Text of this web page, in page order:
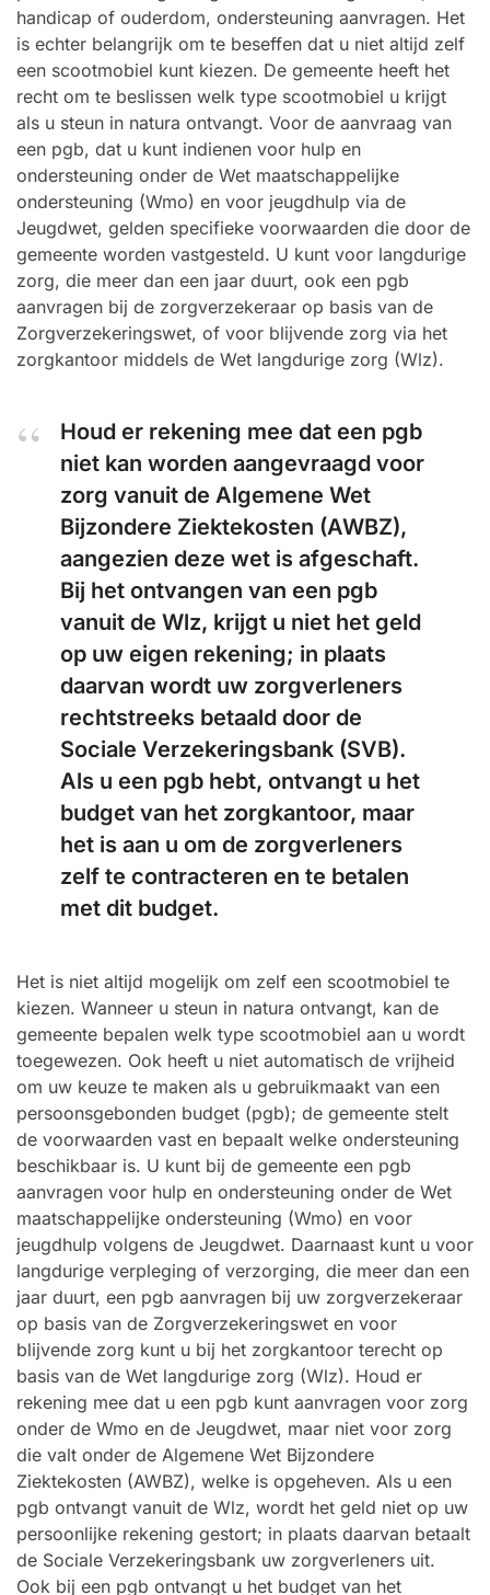
handicap of ouderdom, ondersteuning aanvragen. Het
is echter belangrijk om te beseffen dat u niet altijd zelf
een scootmobiel kunt kiezen. De gemeente heeft het
recht om te beslissen welk type scootmobiel u krijgt
als u steun in natura ontvangt. Voor de aanvraag van
een pgb, dat u kunt indienen voor hulp en
ondersteuning onder de Wet maatschappelijke
ondersteuning (Wmo) en voor jeugdhulp via de
Jeugdwet, gelden specifieke voorwaarden die door de
gemeente worden vastgesteld. U kunt voor langdurige
zorg, die meer dan een jaar duurt, ook een pgb
aanvragen bij de zorgverzekeraar op basis van de
Zorgverzekeringswet, of voor blijvende zorg via het
zorgkantoor middels de Wet langdurige zorg (Wlz).
Houd er rekening mee dat een pgb
niet kan worden aangevraagd voor
zorg vanuit de Algemene Wet
Bijzondere Ziektekosten (AWBZ),
aangezien deze wet is afgeschaft.
Bij het ontvangen van een pgb
vanuit de Wlz, krijgt u niet het geld
op uw eigen rekening; in plaats
daarvan wordt uw zorgverleners
rechtstreeks betaald door de
Sociale Verzekeringsbank (SVB).
Als u een pgb hebt, ontvangt u het
budget van het zorgkantoor, maar
het is aan u om de zorgverleners
zelf te contracteren en te betalen
met dit budget.
Het is niet altijd mogelijk om zelf een scootmobiel te
kiezen. Wanneer u steun in natura ontvangt, kan de
gemeente bepalen welk type scootmobiel aan u wordt
toegewezen. Ook heeft u niet automatisch de vrijheid
om uw keuze te maken als u gebruikmaakt van een
persoonsgebonden budget (pgb); de gemeente stelt
de voorwaarden vast en bepaalt welke ondersteuning
beschikbaar is. U kunt bij de gemeente een pgb
aanvragen voor hulp en ondersteuning onder de Wet
maatschappelijke ondersteuning (Wmo) en voor
jeugdhulp volgens de Jeugdwet. Daarnaast kunt u voor
langdurige verpleging of verzorging, die meer dan een
jaar duurt, een pgb aanvragen bij uw zorgverzekeraar
op basis van de Zorgverzekeringswet en voor
blijvende zorg kunt u bij het zorgkantoor terecht op
basis van de Wet langdurige zorg (Wlz). Houd er
rekening mee dat u een pgb kunt aanvragen voor zorg
onder de Wmo en de Jeugdwet, maar niet voor zorg
die valt onder de Algemene Wet Bijzondere
Ziektekosten (AWBZ), welke is opgeheven. Als u een
pgb ontvangt vanuit de Wlz, wordt het geld niet op uw
persoonlijke rekening gestort; in plaats daarvan betaalt
de Sociale Verzekeringsbank uw zorgverleners uit.
Ook bij een pgb ontvangt u het budget van het